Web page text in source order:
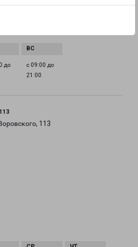
до
с 09:00 до
21:00
113